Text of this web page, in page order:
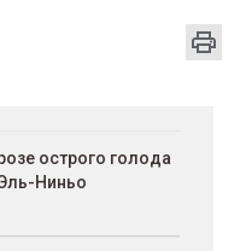
острого голода
Ниньо